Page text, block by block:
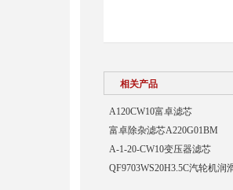
相关产品
A120CW10富卓滤芯
富卓除杂滤芯A220G01BM
A-1-20-CW10变压器滤芯
QF9703WS20H3.5C汽轮机润